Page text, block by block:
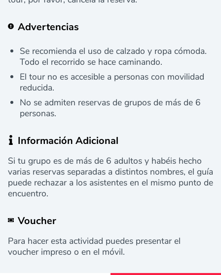
Advertencias
Se recomienda el uso de calzado y ropa cómoda.
Todo el recorrido se hace caminando.
El tour no es accesible a personas con movilidad
reducida.
No se admiten reservas de grupos de más de 6
personas.
Información Adicional
Si tu grupo es de más de 6 adultos y habéis hecho
varias reservas separadas a distintos nombres, el guía
puede rechazar a los asistentes en el mismo punto de
encuentro.
Voucher
Para hacer esta actividad puedes presentar el
voucher impreso o en el móvil.